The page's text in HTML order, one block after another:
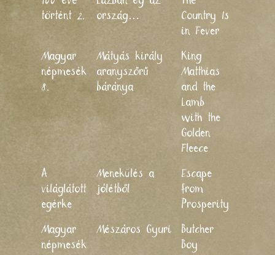
történt 2.
ország…
Country Is
in Fever
Magyar
népmesék
8.
Mátyás király
aranyszőrű
báránya
King
Matthias
and the
Lamb
with the
Golden
Fleece
A
világlátott
egérke
Menekülés a
jólétből
Escape
from
Prosperity
Magyar
népmesék
Mészáros Gyuri
Butcher
Boy